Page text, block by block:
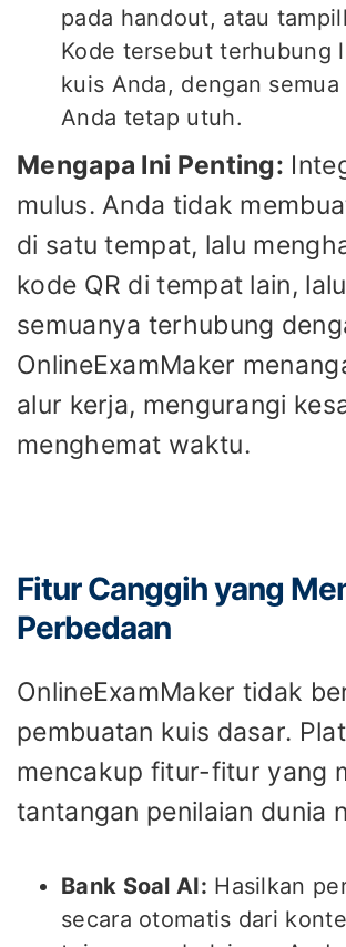
pada handout, atau
Kode tersebut terhubung
kuis Anda, dengan
Anda tetap utuh.
Mengapa Ini Penting:
mulus. Anda tidak
di satu tempat, lalu
kode QR di tempat lain,
semuanya terhubung
OnlineExamMaker
alur kerja, mengurangi
menghemat waktu.
Fitur Canggih yang
Perbedaan
OnlineExamMaker tidak
pembuatan kuis dasar.
mencakup fitur-fitur yang
tantangan penilaian dunia
Bank Soal AI: Hasilkan
secara otomatis dari